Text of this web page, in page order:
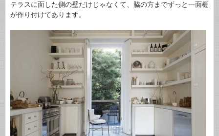
テラスに面した側の壁だけじゃなくて、脇の方までずっと一面棚
が作り付けてあります。